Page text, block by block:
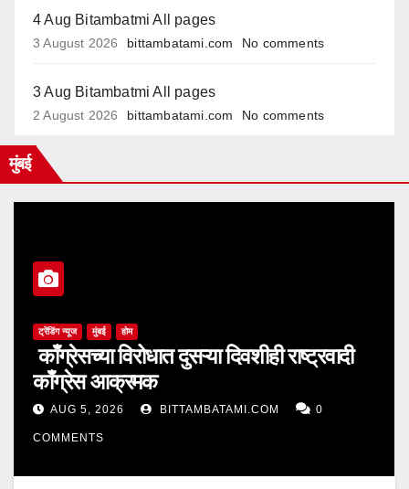
4 Aug Bitambatmi All pages
3 August 2026 bittambatami.com No comments
3 Aug Bitambatmi All pages
2 August 2026 bittambatami.com No comments
मुंबई
ट्रेंडिंग न्यूज मुंबई होम
काँग्रेसच्या विरोधात दुसऱ्या दिवशीही राष्ट्रवादी
काँग्रेस आक्रमक
AUG 5, 2026 BITTAMBATAMI.COM 0
COMMENTS